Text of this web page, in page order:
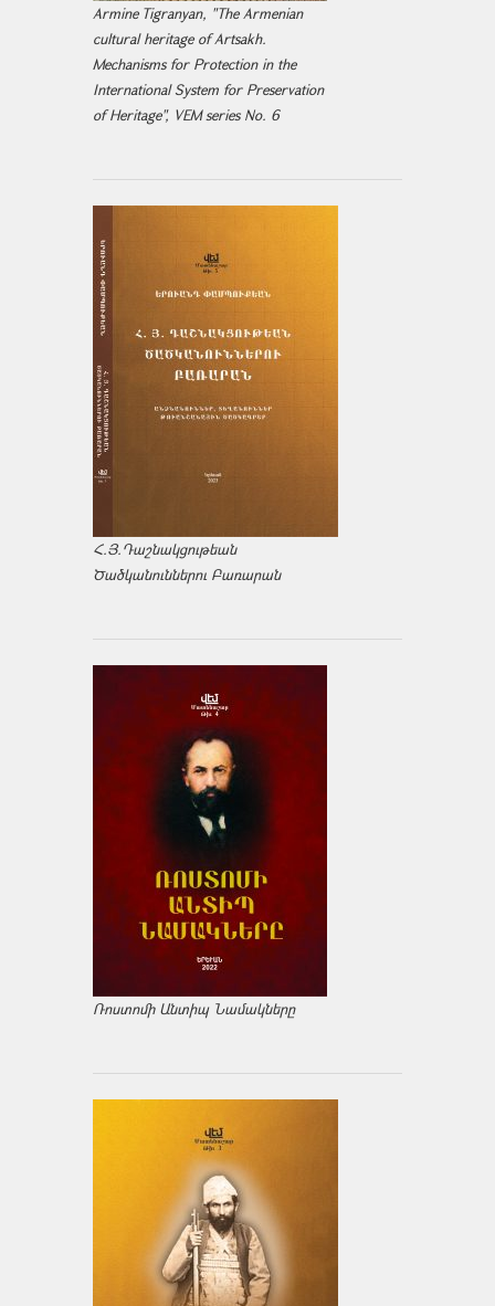
Armine Tigranyan, "The Armenian
cultural heritage of Artsakh.
Mechanisms for Protection in the
International System for Preservation
of Heritage", VEM series No. 6
Հ.Յ.Դաշնակցութեան
Ծածկանուններու Բառարան
Ռոստոմի Անտիպ Նամակները